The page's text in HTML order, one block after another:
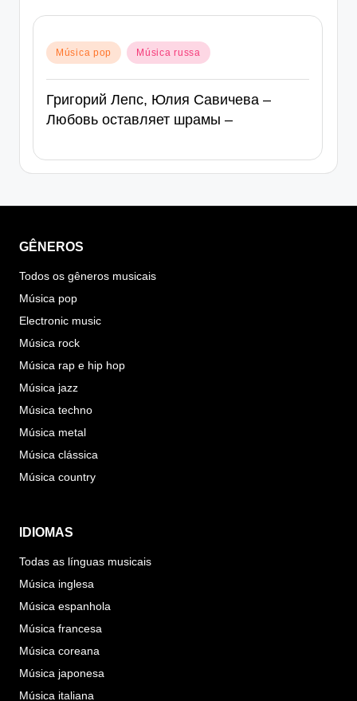
Posted
Música pop Música russa
Григорий Лепс, Юлия Савичева –
Любовь оставляет шрамы –
GÊNEROS
Todos os gêneros musicais
Música pop
Electronic music
Música rock
Música rap e hip hop
Música jazz
Música techno
Música metal
Música clássica
Música country
IDIOMAS
Todas as línguas musicais
Música inglesa
Música espanhola
Música francesa
Música coreana
Música japonesa
Música italiana